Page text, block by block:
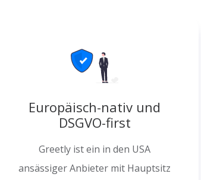
Europäisch-nativ und
DSGVO-first
Greetly ist ein in den USA
ansässiger Anbieter mit Hauptsitz